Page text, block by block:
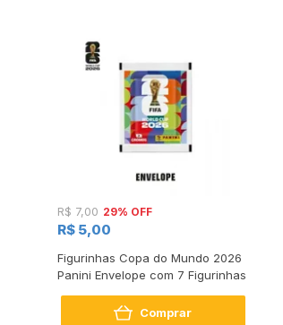
R$ 7,00 29% OFF
R$ 5,00
Figurinhas Copa do Mundo 2026
Panini Envelope com 7 Figurinhas
Comprar